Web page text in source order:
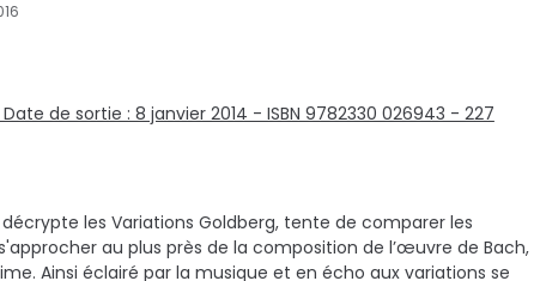
de sortie : 8 janvier 2014 - ISBN 9782330 026943 - 227
les Variations Goldberg, tente de comparer les
au plus près de la composition de l’œuvre de Bach,
Ainsi éclairé par la musique et en écho aux variations se